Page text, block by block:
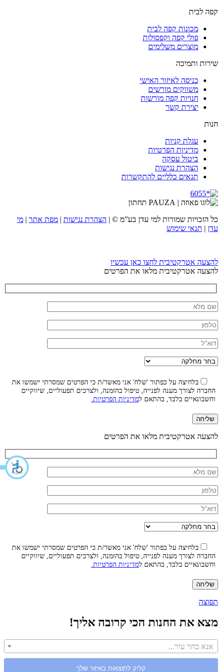
קפה לבית
מכונות קפה לבית
פולי קפה וקפסולות
מוצרים משלימים
שירות ותמיכה
כניסה לאיזור האישי
משווקים מורשים
חנויות קפה מורשות
יצירת קשר
חנות
עגלת קניות
מדיניות הפרטיות
ביטול עסקה
הצהרת נגישות
תנאים כלליים להתקשרות
Linkedin
Instagram
YouTube
Facebook
כל הזכויות שמורות למי עדן בע”מ © | הצהרת נגישות | מפת אתר | מי
עדן | תנאי שימוש
להצעה אטרקטיבית לחצו כאן עכשיו
להצעה אטרקטיבית מלאו את הפרטים
בלחיצה על כפתור 'שלח' אני מאשר/ת כי הפרטים שמסרתי ישמשו את
החברה לצורך מענה לפנייה, טיפול בהזמנה, ולצרכים תפעוליים, שיווקיים
וחשבונאיים בלבד, בהתאם למדיניות הפרטיות.
סגור
להצעה אטרקטיבית מלאו את הפרטים
בלחיצה על כפתור 'שלח' אני מאשר/ת כי הפרטים שמסרתי ישמשו את
החברה לצורך מענה לפנייה, טיפול בהזמנה, ולצרכים תפעוליים, שיווקיים
וחשבונאיים בלבד, בהתאם למדיניות הפרטיות.
תפוצה
מצא את החנות הכי קרובה אליך!
אנא בחר עיר...
קליק לתוצאות באיזור שלך